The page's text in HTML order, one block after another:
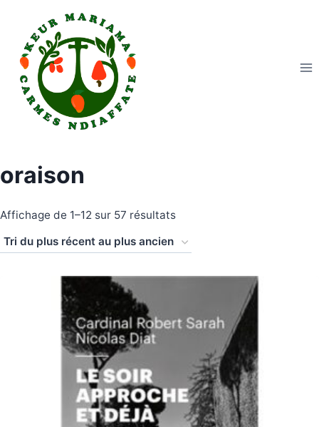
contenu
oraison
Affichage de 1–12 sur 57 résultatsTrié
plus
récent
plus